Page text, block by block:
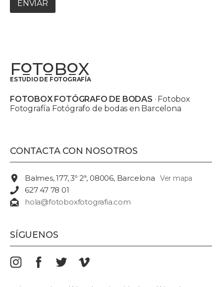
ENVIAR
FOTOBOX
ESTUDIO DE FOTOGRAFÍA
FOTOBOX FOTÓGRAFO DE BODAS · Fotobox
Fotografía Fotógrafo de bodas en Barcelona
CONTACTA CON NOSOTROS
Balmes, 177, 3º 2ª, 08006, Barcelona Ver mapa
627 47 78 01
hola@fotoboxfotografia.com
SÍGUENOS